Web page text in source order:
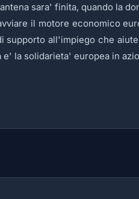
sara' finita, quando la
il motore economico
supporto all'impiego che
la solidarieta' europea in